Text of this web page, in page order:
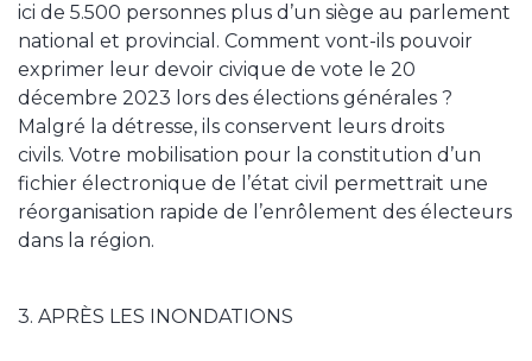
ici de 5.500 personnes plus d’un siège au parlement
national et provincial. Comment vont-ils pouvoir
exprimer leur devoir civique de vote le 20
décembre 2023 lors des élections générales ?
Malgré la détresse, ils conservent leurs droits
civils. Votre mobilisation pour la constitution d’un
fichier électronique de l’état civil permettrait une
réorganisation rapide de l’enrôlement des électeurs
dans la région.
3. APRÈS LES INONDATIONS